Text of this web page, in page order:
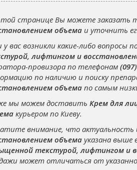
странице Вы можете заказать
объемаи уточнить
у вас возникли какие-либо вопросы
лифтингом и
провизора по телефонам
по наличию и поиску
объемапо самым
мы можем доставить Крем для
курьером по Киеву.
внимание, что актуальность
объемауказана выше
текстурой, лифтингом и
может отличаться от